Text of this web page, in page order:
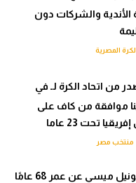
والشركات دون
المصرية
من اتحاد الكرة لـ في
موافقة من كاف على
تحت 23 عاما
منتخب مصر
ميسي عن عمر 68 عامًا